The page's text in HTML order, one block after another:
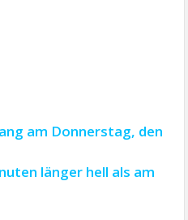
am Donnerstag, den
länger hell als am